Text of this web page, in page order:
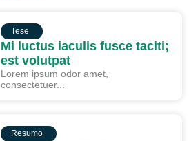
Tese
Mi luctus iaculis fusce taciti;
est volutpat
Lorem ipsum odor amet,
consectetuer...
Resumo